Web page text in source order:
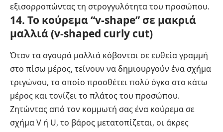
εξισορροπώντας τη στρογγυλότητα του προσώπου.
14. Το κούρεμα “v-shape” σε μακριά
μαλλιά (v-shaped curly cut)
Όταν τα σγουρά μαλλιά κόβονται σε ευθεία γραμμή
στο πίσω μέρος, τείνουν να δημιουργούν ένα σχήμα
τριγώνου, το οποίο προσθέτει πολύ όγκο στο κάτω
μέρος και τονίζει το πλάτος του προσώπου.
Ζητώντας από τον κομμωτή σας ένα κούρεμα σε
σχήμα V ή U, το βάρος μετατοπίζεται, οι άκρες